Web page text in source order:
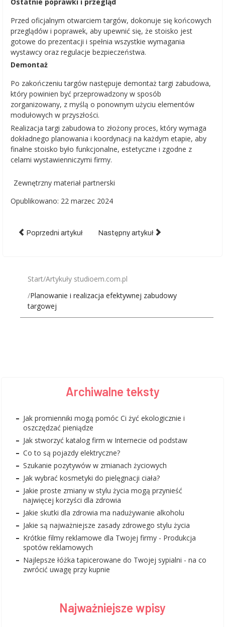
Przed oficjalnym otwarciem targów, dokonuje się końcowych
przeglądów i poprawek, aby upewnić się, że stoisko jest
gotowe do prezentacji i spełnia wszystkie wymagania
wystawcy oraz regulacje bezpieczeństwa.
Demontaż
Po zakończeniu targów następuje demontaż targi zabudowa,
który powinien być przeprowadzony w sposób
zorganizowany, z myślą o ponownym użyciu elementów
modułowych w przyszłości.
Realizacja targi zabudowa to złożony proces, który wymaga
dokładnego planowania i koordynacji na każdym etapie, aby
finalne stoisko było funkcjonalne, estetyczne i zgodne z
celami wystawienniczymi firmy.
Zewnętrzny materiał partnerski
Opublikowano: 22 marzec 2024
Poprzedni artykuł Następny artykuł
Start Artykuły studioem.com.pl
Planowanie i realizacja efektywnej zabudowy
targowej
Archiwalne teksty
Jak promienniki mogą pomóc Ci żyć ekologicznie i
oszczędzać pieniądze
Jak stworzyć katalog firm w Internecie od podstaw
Co to są pojazdy elektryczne?
Szukanie pozytywów w zmianach życiowych
Jak wybrać kosmetyki do pielęgnacji ciała?
Jakie proste zmiany w stylu życia mogą przynieść
najwięcej korzyści dla zdrowia
Jakie skutki dla zdrowia ma nadużywanie alkoholu
Jakie są najważniejsze zasady zdrowego stylu życia
Krótkie filmy reklamowe dla Twojej firmy - Produkcja
spotów reklamowych
Najlepsze łóżka tapicerowane do Twojej sypialni - na co
zwrócić uwagę przy kupnie
Najważniejsze wpisy